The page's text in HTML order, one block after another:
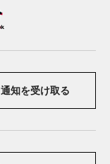
通知を受け取る